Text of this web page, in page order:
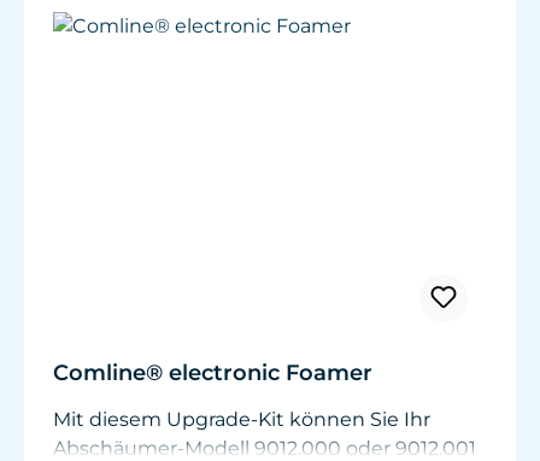
Comline® electronic Foamer
Mit diesem Upgrade-Kit können Sie Ihr
Abschäumer-Modell 9012.000 oder 9012.001